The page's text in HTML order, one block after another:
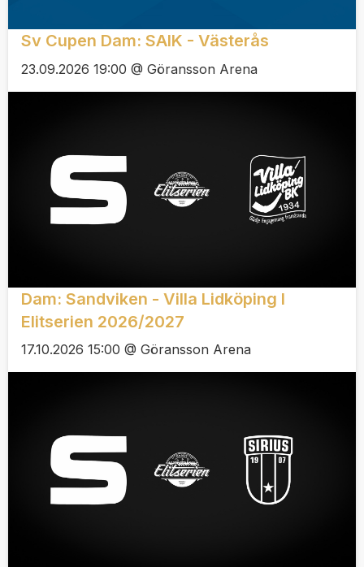
Sv Cupen Dam: SAIK - Västerås
23.09.2026 19:00 @ Göransson Arena
Dam: Sandviken - Villa Lidköping I
Elitserien 2026/2027
17.10.2026 15:00 @ Göransson Arena